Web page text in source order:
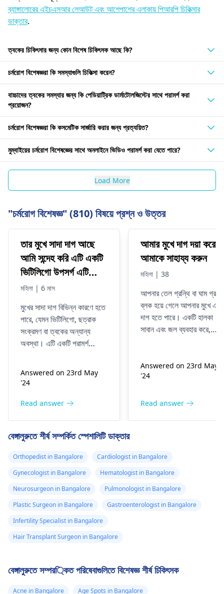
ব্যাঙ্গালোরের এইচএসআর লেআউট এবং আশেপাশের এলাকায় পিআরপি চিকিত্সার
ডাক্তার.
ত্বকের চিকিৎসার জন্য কোন বিশেষ চিকিৎসক আছে কি?
চর্মরোগ বিশেষজ্ঞরা কি সমস্যাগুলি চিকিত্সা করেন?
বাচ্চাদের ত্বকের সমস্যার জন্য কি পেডিয়াট্রিক ডার্মাটোলজিস্টের সাথে পরামর্শ করা
প্রয়োজন?
চর্মরোগ বিশেষজ্ঞরা কি কসমেটিক সার্জারি করার জন্য প্রত্যয়িত?
মুম্বাইয়ের চর্মরোগ বিশেষজ্ঞের সাথে অনলাইনে ভিডিও পরামর্শ করা যেতে পারে?
Load More
"চর্মরোগ বিশেষজ্ঞ" (810) বিষয়ে প্রশ্ন ও উত্তর
তার মুখে সাদা দাগ আছে
আমি সন্দেহ করি এটি একটি
ভিটিলিগো উপসর্গ এটি
একটি ভিটিলিগো বা অন্য
মহিলা | 6 মাস
মুখের সাদা দাগ বিভিন্ন কারণে হতে
পারে, যেমন ভিটিলিগো, ছত্রাক
সংক্রমণ বা ত্বকের অন্যান্য
অবস্থা। এটি একটি পরামর্শ
সঠিক রোগ নির্ণয় এবং উপযুক্ত
চিকিত্সা পেতে। সঠিক মূল্যায়ন এবং
একজন চর্মরোগ বিশেষজ্ঞের কাছে
Answered on 23rd May
'24
Read answer
আমার মুখে দাগ দয়া করে
আমাকে সাহায্য করুন
মহিলা | 38
আপনার তেল গ্রন্থি বা ঘাম
ব্লক হয়ে গেলে আপনার মুখে
দাগ হতে পারে। একটি হালকা
সাবান এবং জল ব্যবহার করে,
এড়াতে, দাগ স্পর্শ করা বা চেপে
দেওয়া থেকে বিরত থাকুন। যদি
পায়, তাহলে একটি অ্যাপয়েন্টমেন্ট
Answered on 23rd May
'24
Read answer
বেঙ্গালুরুতে শীর্ষ সম্পর্কিত স্পেশালিটি ডাক্তার
Orthopedist in Bangalore
Cardiologist in Bangalore
Gynecologist in Bangalore
Hematologist in Bangalore
Neurosurgeon in Bangalore
Pulmonologist in Bangalore
Plastic Surgeon in Bangalore
Gastroenterologist in Bangalore
Infertility Specialist in Bangalore
Hair Transplant Surgeon in Bangalore
বেঙ্গালুরুতে সম্পর্কিত পরিষেবাগুলিতে বিশেষজ্ঞ শীর্ষ চিকিৎসক
Acne in Bangalore
Age Spots in Bangalore